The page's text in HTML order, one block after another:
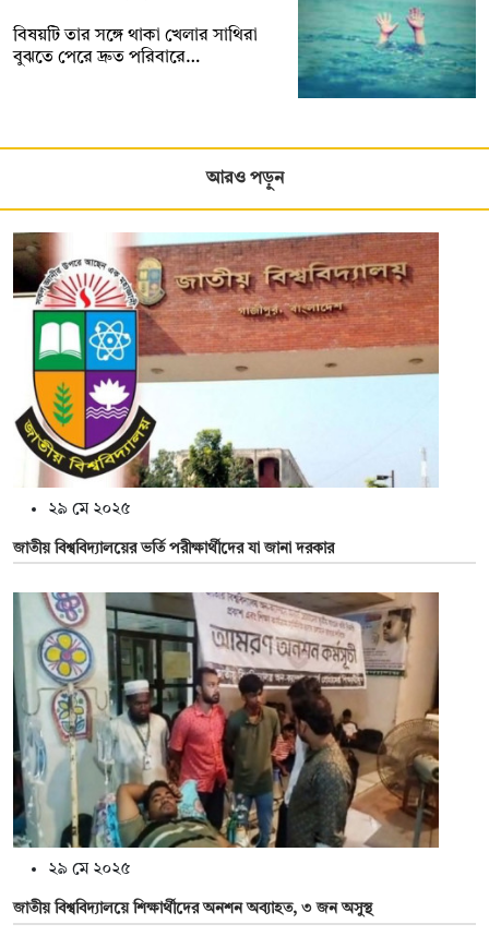
বিষয়টি তার সঙ্গে থাকা খেলার সাথিরা
বুঝতে পেরে দ্রুত পরিবারে…
আরও পড়ুন
২৯ মে ২০২৫
জাতীয় বিশ্ববিদ্যালয়ের ভর্তি পরীক্ষার্থীদের যা জানা দরকার
২৯ মে ২০২৫
জাতীয় বিশ্ববিদ্যালয়ে শিক্ষার্থীদের অনশন অব্যাহত, ৩ জন অসুস্থ